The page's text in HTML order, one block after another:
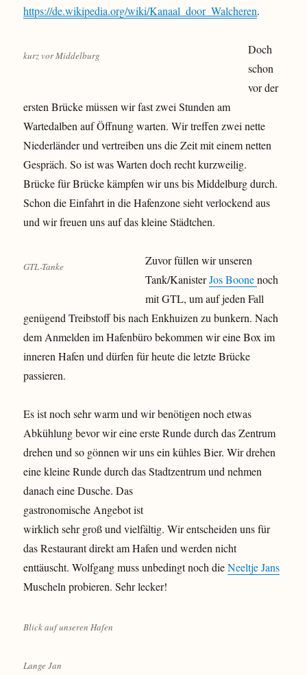
https://de.wikipedia.org/wiki/Kanaal_door_Walcheren.
kurz vor Middelburg
Doch
schon
vor der
ersten Brücke müssen wir fast zwei Stunden am
Wartedalben auf Öffnung warten. Wir treffen zwei nette
Niederländer und vertreiben uns die Zeit mit einem netten
Gespräch. So ist was Warten doch recht kurzweilig.
Brücke für Brücke kämpfen wir uns bis Middelburg durch.
Schon die Einfahrt in die Hafenzone sieht verlockend aus
und wir freuen uns auf das kleine Städtchen.
GTL-Tanke
Zuvor füllen wir unseren
Tank/KanisterJos Boonenoch
mit GTL, um auf jeden Fall
genügend Treibstoff bis nach Enkhuizen zu bunkern. Nach
dem Anmelden im Hafenbüro bekommen wir eine Box im
inneren Hafen und dürfen für heute die letzte Brücke
passieren.
Es ist noch sehr warm und wir benötigen noch etwas
Abkühlung bevor wir eine erste Runde durch das Zentrum
drehen und so gönnen wir uns ein kühles Bier. Wir drehen
eine kleine Runde durch das Stadtzentrum und nehmen
danach eine Dusche.Das
gastronomische Angebot ist
wirklich sehr groß und vielfältig. Wir entscheiden uns für
das Restaurant direkt am Hafen und werden nicht
enttäuscht. Wolfgang muss unbedingt noch dieNeeltje Jans
Muscheln probieren. Sehr lecker!
Blick auf unseren Hafen
Lange Jan